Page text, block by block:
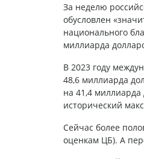
За неделю
обусловлен
национального
миллиарда
В 2023 году
48,6 миллиарда
на 41,4 миллиарда
исторический
Сейчас более
оценкам ЦБ). А